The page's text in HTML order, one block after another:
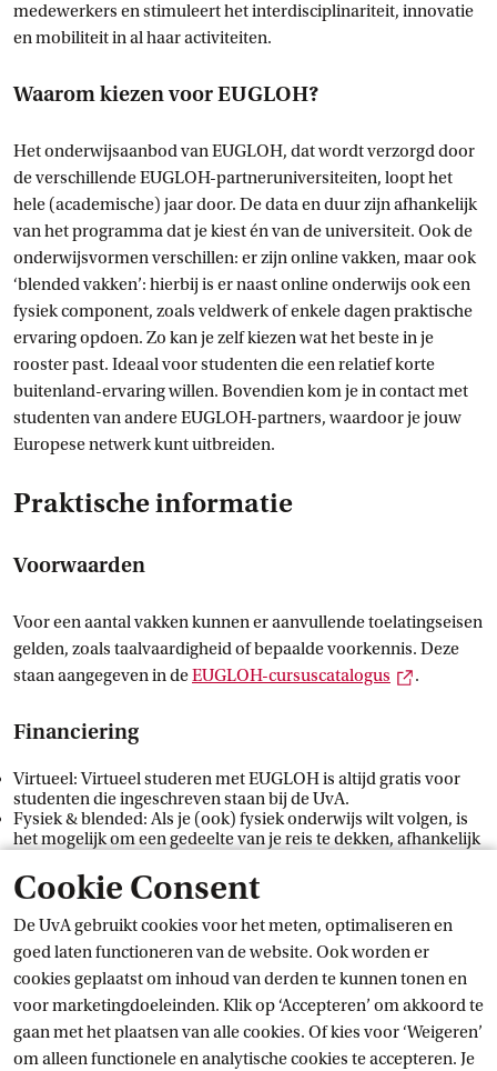
Cookie Consent
De UvA gebruikt cookies voor het meten, optimaliseren en
goed laten functioneren van de website. Ook worden er
cookies geplaatst om inhoud van derden te kunnen tonen en
voor marketingdoeleinden. Klik op ‘Accepteren’ om akkoord te
gaan met het plaatsen van alle cookies. Of kies voor ‘Weigeren’
om alleen functionele en analytische cookies te accepteren. Je
medewerkers en stimuleert het interdisciplinariteit, innovatie
en mobiliteit in al haar activiteiten.
Waarom kiezen voor EUGLOH?
Het onderwijsaanbod van EUGLOH, dat wordt verzorgd door
de verschillende EUGLOH-partneruniversiteiten, loopt het
hele (academische) jaar door. De data en duur zijn afhankelijk
van het programma dat je kiest én van de universiteit. Ook de
onderwijsvormen verschillen: er zijn online vakken, maar ook
‘blended vakken’: hierbij is er naast online onderwijs ook een
fysiek component, zoals veldwerk of enkele dagen praktische
ervaring opdoen. Zo kan je zelf kiezen wat het beste in je
rooster past. Ideaal voor studenten die een relatief korte
buitenland-ervaring willen. Bovendien kom je in contact met
studenten van andere EUGLOH-partners, waardoor je jouw
Europese netwerk kunt uitbreiden.
Praktische informatie
Voorwaarden
Voor een aantal vakken kunnen er aanvullende toelatingseisen
gelden, zoals taalvaardigheid of bepaalde voorkennis. Deze
staan aangegeven in deEUGLOH-cursuscatalogus Externe
.
Financiering
Virtueel: Virtueel studeren met EUGLOH is altijd gratis voor
studenten die ingeschreven staan bij de UvA.
Fysiek & blended: Als je (ook) fysiek onderwijs wilt volgen, is
het mogelijk om een gedeelte van je reis te dekken, afhankelijk
bedrag per casus. In sommige gevallen zul je dus zelf voor de
reiskosten en verblijf moeten betalen.
Meld je aan
Vanaf 2027 kunnen UvA-studenten zich inschrijven voor het
volledigevakkenaanbod van EUGLOH Externe link
. Houd deze
webpagina in de gaten voor updates.